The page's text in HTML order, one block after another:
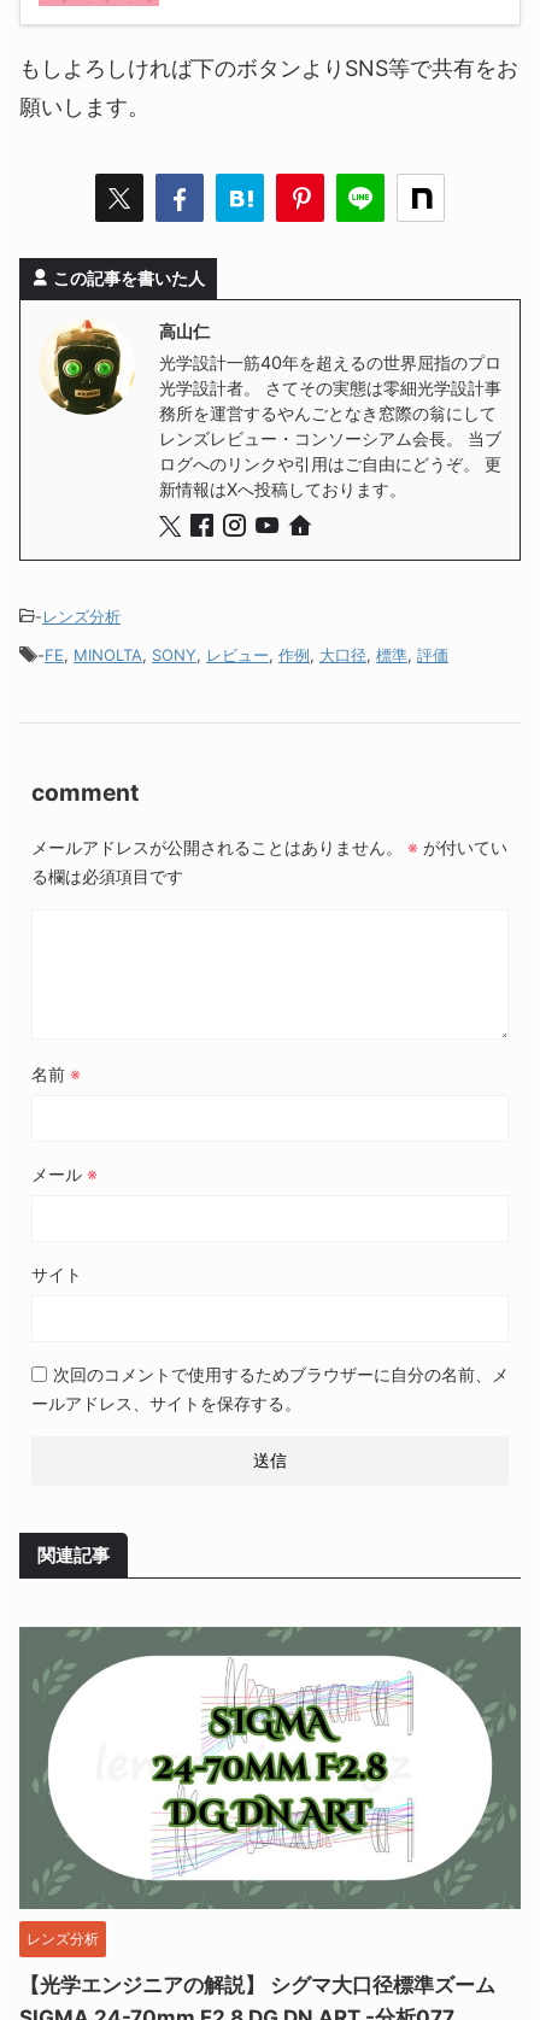
もしよろしければ下のボタンよりSNS等で共有をお
願いします。
この記事を書いた人
高山仁
光学設計一筋40年を超えるの世界屈指のプロ
光学設計者。 さてその実態は零細光学設計事
務所を運営するやんごとなき窓際の翁にして
レンズレビュー・コンソーシアム会長。 当ブ
ログへのリンクや引用はご自由にどうぞ。 更
新情報はXへ投稿しております。
-レンズ分析
-FE, MINOLTA, SONY, レビュー, 作例, 大口径, 標準, 評価
comment
メールアドレスが公開されることはありません。 ※ が付いてい
る欄は必須項目です
名前 ※
メール ※
サイト
次回のコメントで使用するためブラウザーに自分の名前、メ
ールアドレス、サイトを保存する。
関連記事
レンズ分析
【光学エンジニアの解説】 シグマ大口径標準ズーム